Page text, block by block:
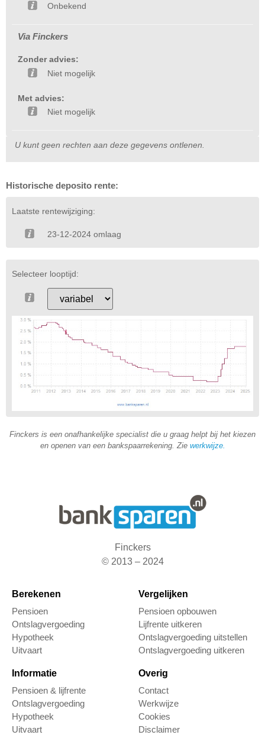
Onbekend
Via Finckers
Zonder advies:
Niet mogelijk
Met advies:
Niet mogelijk
U kunt geen rechten aan deze gegevens ontlenen.
Historische deposito rente:
Laatste rentewijziging:
23-12-2024 omlaag
Selecteer looptijd:
Finckers is een onafhankelijke specialist die u graag helpt bij het kiezen
en openen van een bankspaarrekening. Zie werkwijze.
Finckers
© 2013 – 2024
Berekenen
Pensioen
Ontslagvergoeding
Hypotheek
Uitvaart
Vergelijken
Pensioen opbouwen
Lijfrente uitkeren
Ontslagvergoeding uitstellen
Ontslagvergoeding uitkeren
Informatie
Pensioen & lijfrente
Ontslagvergoeding
Hypotheek
Uitvaart
Overig
Contact
Werkwijze
Cookies
Disclaimer